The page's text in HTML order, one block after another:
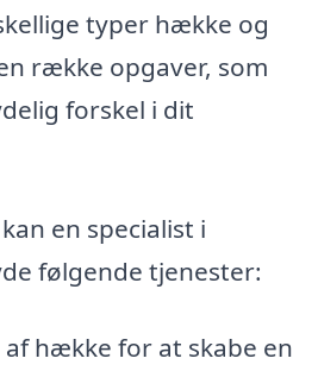
typer hække og
række opgaver, som
forskel i dit
en specialist i
følgende tjenester:
hække for at skabe en